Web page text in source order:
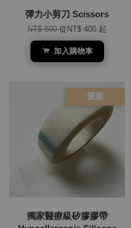
彈力小剪刀 Scissors
NT$ 800從NT$ 400 起
加入購物車
優惠
獨家醫療級矽膠膠帶